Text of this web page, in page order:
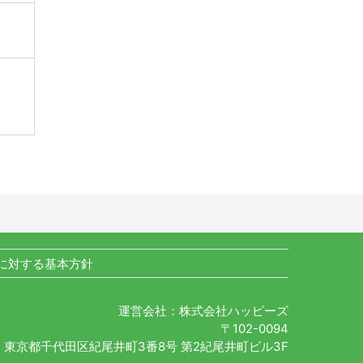
対する基本方針
運営会社：株式会社ハッピーズ
〒102-0094
東京都千代田区紀尾井町3番8号 第2紀尾井町ビル3F